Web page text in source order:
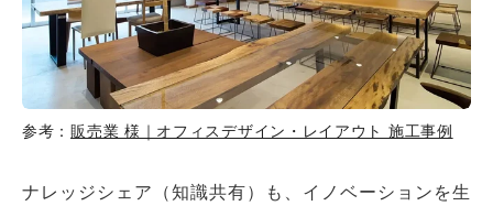
参考：販売業 様｜オフィスデザイン・レイアウト 施工事例
ナレッジシェア（知識共有）も、イノベーションを生